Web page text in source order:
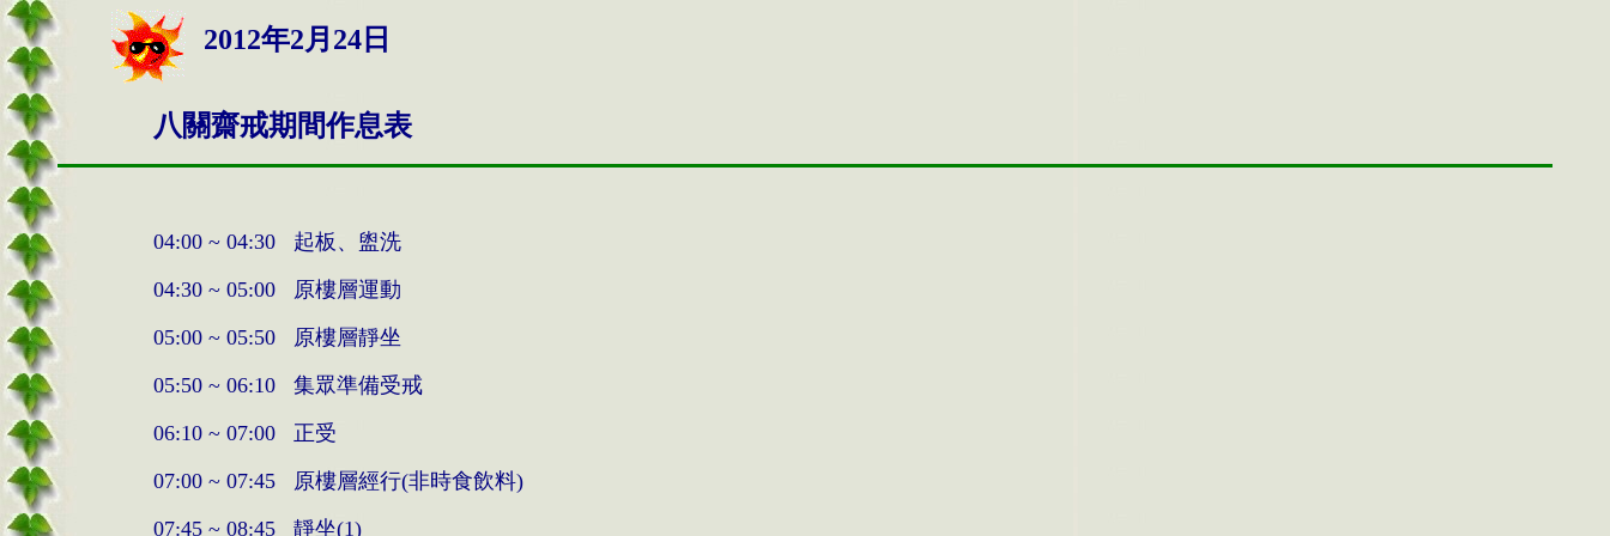
2012年2月 24 日
八關齋戒期間作息表
04:00 ~ 04:30 起板、盥洗
04:30 ~ 05:00 原樓層運動
05:00 ~ 05:50 原樓層靜坐
05:50 ~ 06:10
集眾準備受戒
06:10 ~ 07:00 正受
07:00 ~ 07:45 原樓層經行(非時食飲料)
07:45 ~ 08:45 靜坐(1)